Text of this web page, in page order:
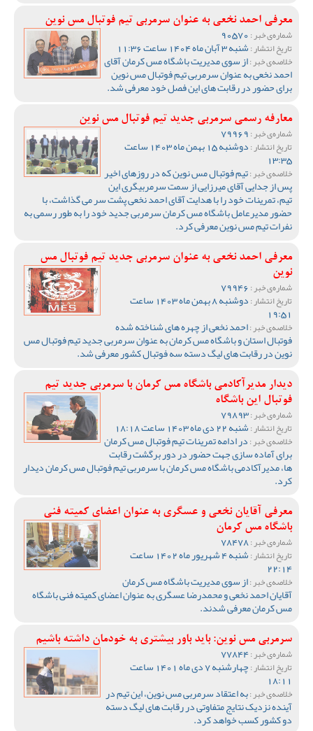
معرفی احمد نخعی به عنوان سرمربی تیم فوتبال مس نوین
شماره‌ی خبر :
تاریخ انتشار :شنبه 3 آبان ماه 1404 ساعت 11:36
خلاصه‌ی خبر :از سوی مدیریت باشگاه مس کرمان آقای
احمد نخعی به عنوان سرمربی تیم فوتبال مس نوین
برای حضور در رقابت های این فصل خود معرفی شد.
معارفه رسمی سرمربی جدید تیم فوتبال مس نوین
شماره‌ی خبر :
تاریخ انتشار : دوشنبه 15 بهمن ماه 1403 ساعت
13:35
خلاصه‌ی خبر :تیم فوتبال مس نوین که در روزهای اخیر
پس از جدایی آقای میرزایی از سمت سرمربیگری این
تیم، تمرینات خود را با هدایت آقای احمد نخعی پشت سر می گذاشت، با
حضور مدیرعامل باشگاه مس کرمان سرمربی جدید خود را به طور رسمی به
نفرات تیم مس نوین معرفی کرد.
معرفی احمد نخعی به عنوان سرمربی جدید تیم فوتبال مس
نوین
شماره‌ی خبر :
تاریخ انتشار : دوشنبه 8 بهمن ماه 1403 ساعت
19:51
خلاصه‌ی خبر :احمد نخعی از چهره های شناخته شده
فوتبال استان و باشگاه مس کرمان به عنوان سرمربی جدید تیم فوتبال مس
نوین در رقابت های لیگ دسته سه فوتبال کشور معرفی شد.
دیدار مدیرآکادمی باشگاه مس کرمان با سرمربی جدید تیم
فوتبال این باشگاه
شماره‌ی خبر :
تاریخ انتشار :شنبه 22 دی ماه 1403 ساعت 18:18
خلاصه‌ی خبر :در ادامه تمرینات تیم فوتبال مس کرمان
برای آماده سازی جهت حضور در دور برگشت رقابت
ها، مدیرآکادمی باشگاه مس کرمان با سرمربی تیم فوتبال مس کرمان دیدار
کرد.
معرفی آقایان نخعی و عسگری به عنوان اعضای کمیته فنی
باشگاه مس کرمان
شماره‌ی خبر :
تاریخ انتشار : شنبه 4 شهریور ماه 1402 ساعت
22:14
خلاصه‌ی خبر :از سوی مدیریت باشگاه مس کرمان
آقایان احمد نخعی و محمدرضا عسگری به عنوان اعضای کمیته فنی باشگاه
مس کرمان معرفی شدند.
سرمربی مس نوین: باید باور بیشتری به خودمان داشته باشیم
شماره‌ی خبر :
تاریخ انتشار : چهارشنبه 7 دی ماه 1401 ساعت
18:11
خلاصه‌ی خبر :به اعتقاد سرمربی مس نوین، این تیم در
آینده نزدیک نتایج متفاوتی در رقابت های لیگ دسته
دو کشور کسب خواهد کرد.